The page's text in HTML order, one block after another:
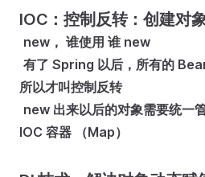
IOC：控制反转：创建对
new， 谁使用 谁 new
有了 Spring 以后，所有的
所以才叫控制反转
new 出来以后的对象需要统一
IOC 容器 （Map）